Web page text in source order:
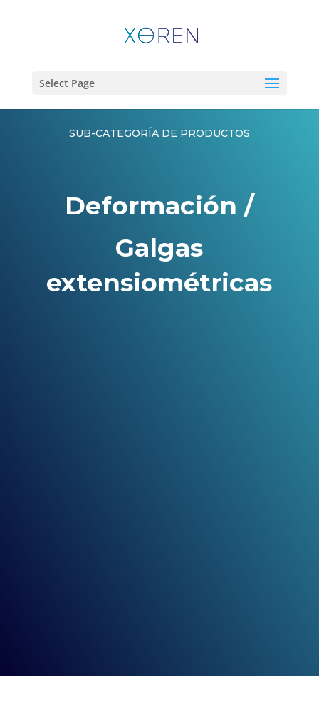
Select Page
SUB-CATEGORÍA DE PRODUCTOS
Deformación /
Galgas
extensiométricas